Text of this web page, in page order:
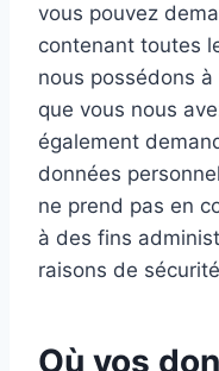
vous pouvez
contenant toutes
nous possédons
que vous nous
également
données
ne prend pas en
à des fins
raisons de
Où vos